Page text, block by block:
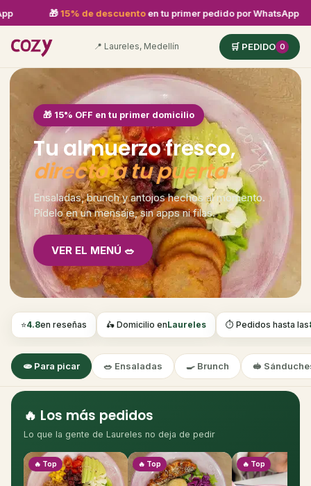
de descuentoen tu primer pedido por WhatsApp 🎁15%
📍 Laureles, Medellín 🛒 PEDIDO 0
🎁 15% OFF en tu primer domicilio
Tu almuerzo fresco,
directo a tu puerta
Ensaladas, brunch y antojos hechos al momento.
Pídelo en un mensaje, sin apps ni filas.
VER EL MENÚ 🥗
⭐4.8en reseñas 🛵 Domicilio enLaureles ⏱️ Pedidos hasta las
🫓 Para picar 🥗 Ensaladas 🍳 Brunch 🥪
🔥 Los más pedidos
Lo que la gente de Laureles no deja de pedir
🔥 Top 🔥 Top 🔥 Top